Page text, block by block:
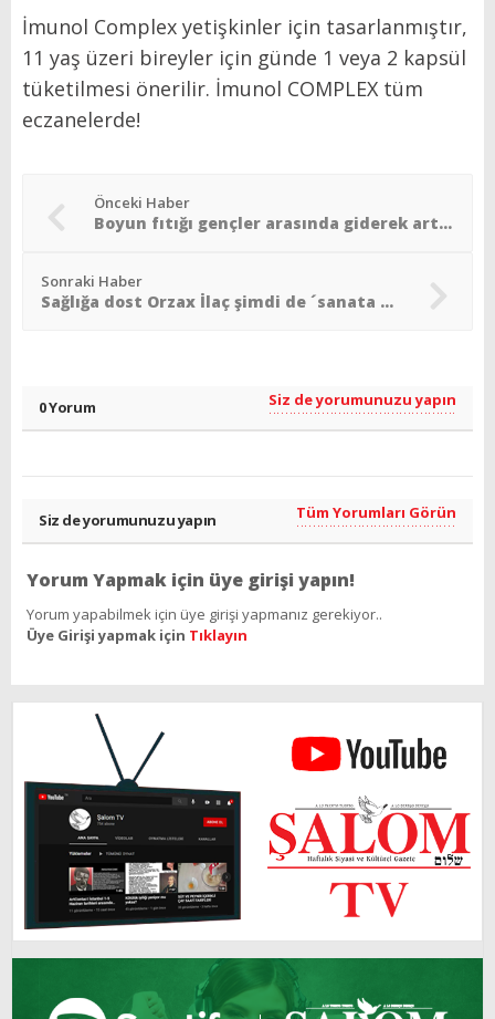
İmunol Complex yetişkinler için tasarlanmıştır,
11 yaş üzeri bireyler için günde 1 veya 2 kapsül
tüketilmesi önerilir. İmunol COMPLEX tüm
eczanelerde!
Önceki Haber
Boyun fıtığı gençler arasında giderek artıyor
Sonraki Haber
Sağlığa dost Orzax İlaç şimdi de ´sanata dost´
0 Yorum Siz de yorumunuzu yapın
Siz de yorumunuzu yapın Tüm Yorumları Görün
Yorum Yapmak için üye girişi yapın!
Yorum yapabilmek için üye girişi yapmanız gerekiyor..
Üye Girişi yapmak için Tıklayın